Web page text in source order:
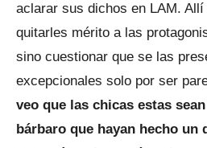
aclarar sus dichos en LAM.
quitarles mérito a las
sino cuestionar que se las
excepcionales solo por ser
veo que las chicas estas
bárbaro que hayan hecho un